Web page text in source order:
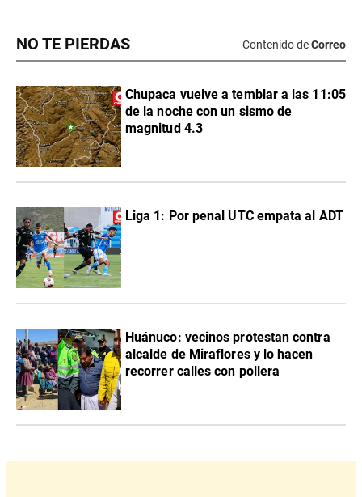
NO TE PIERDAS Contenido deCorreo
Chupaca vuelve a temblar a las 11:05
de la noche con un sismo de
magnitud 4.3
Liga 1: Por penal UTC empata al ADT
Huánuco: vecinos protestan contra
alcalde de Miraflores y lo hacen
recorrer calles con pollera